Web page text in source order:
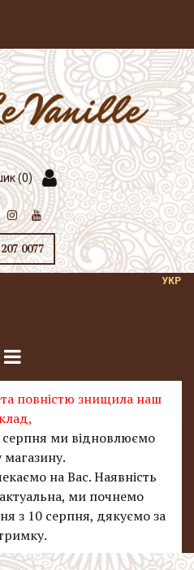
(0)
 
0077
УКР
повністю знищила наш
,
серпня ми відновлюємо
магазину.
на Вас. Наявність
ми почнемо
з 10 серпня, дякуємо за